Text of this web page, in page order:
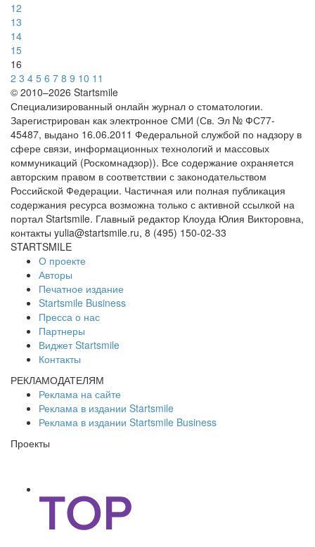
12
13
14
15
16
2 3 4 5 6 7 8 9 10 11
© 2010–2026 Startsmile
Специализированный онлайн журнал о стоматологии.
Зарегистрирован как электронное СМИ (Св. Эл № ФС77-
45487, выдано 16.06.2011 Федеральной службой по надзору в
сфере связи, информационных технологий и массовых
коммуникаций (Роскомнадзор)). Все содержание охраняется
авторским правом в соответствии с законодательством
Российской Федерации. Частичная или полная публикация
содержания ресурса возможна только с активной ссылкой на
портал Startsmile. Главный редактор Клоуда Юлия Викторовна,
контакты yulia@startsmile.ru, 8 (495) 150-02-33
STARTSMILE
О проекте
Авторы
Печатное издание
Startsmile Business
Пресса о нас
Партнеры
Виджет Startsmile
Контакты
РЕКЛАМОДАТЕЛЯМ
Реклама на сайте
Реклама в издании Startsmile
Реклама в издании Startsmile Business
Проекты